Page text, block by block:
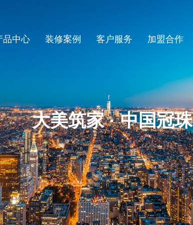
品中心 装修案例 客户服务 加盟合作
大美筑家 · 中国冠珠